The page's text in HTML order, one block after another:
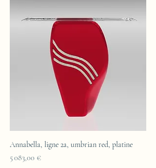
Annabella, ligne 2a, umbrian red, platine
Prix
5 083,00 €